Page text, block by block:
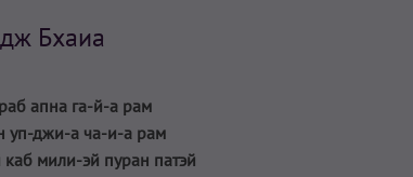
Бхаиа
апна га-й-а рам
уп-джи-а ча-и-а рам
каб мили-эй пуран патэй